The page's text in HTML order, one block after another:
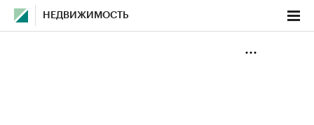
НЕДВИЖИМОСТЬ